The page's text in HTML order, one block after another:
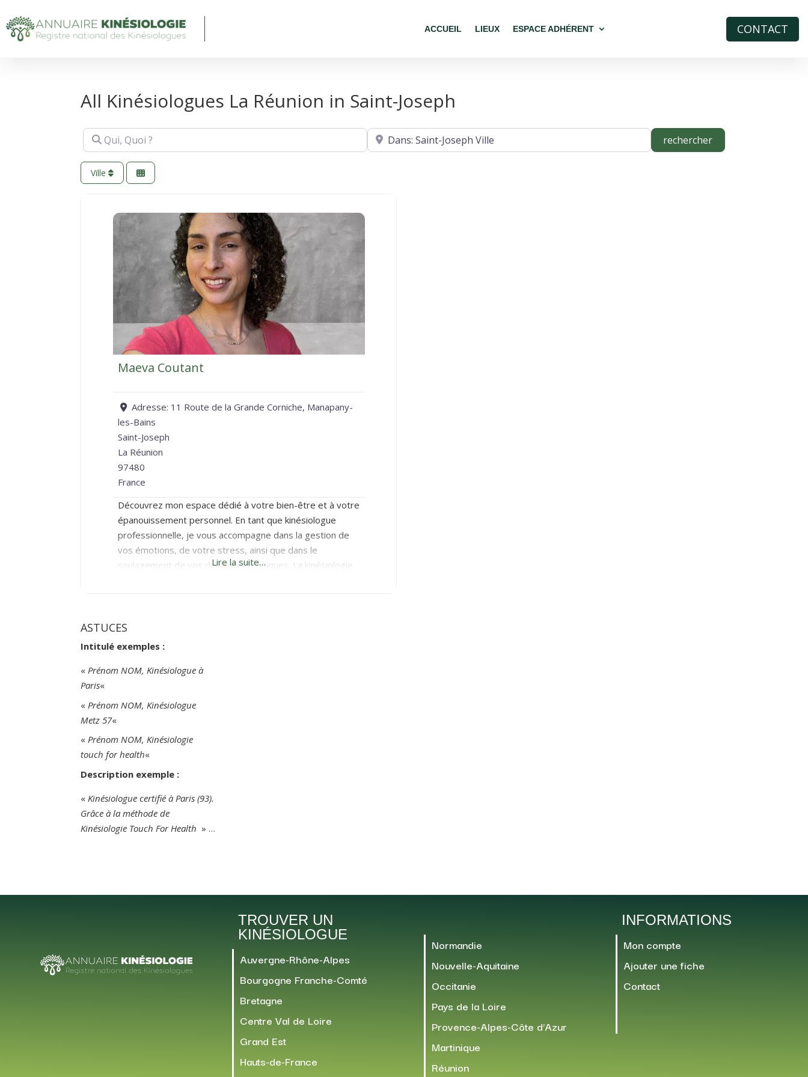
ACCUEIL LIEUX ESPACE ADHÉRENT CONTACT
All Kinésiologues La Réunion in Saint-Joseph
Qui, Quoi ? Où ? rechercherrechercher
Ville
Maeva Coutant
Adresse: 11 Route de la Grande Corniche, Manapany-
les-Bains
Saint-Joseph
La Réunion
97480
France
Découvrez mon espace dédié à votre bien-être et à votre
épanouissement personnel. En tant que kinésiologue
professionnelle, je vous accompagne dans la gestion de
vos émotions, de votre stress, ainsi que dans le
soulagement de vos douleurs chroniques. La kinésiologie
Lire la suite…
ASTUCES
Intitulé exemples :
«Prénom NOM, Kinésiologue à
Paris«
« Prénom NOM, Kinésiologue
Metz 57«
«Prénom NOM, Kinésiologie
touch for health«
Description exemple :
« Kinésiologue certifié à Paris (93).
Grâce à la méthode de
Kinésiologie Touch For Health » …
TROUVER UN
KINÉSIOLOGUE
Auvergne-Rhône-Alpes
Bourgogne Franche-Comté
Bretagne
Centre Val de Loire
Grand Est
Hauts-de-France
Normandie
Nouvelle-Aquitaine
Occitanie
Pays de la Loire
Provence-Alpes-Côte d’Azur
Martinique
Réunion
INFORMATIONS
Mon compte
Ajouter une fiche
Contact